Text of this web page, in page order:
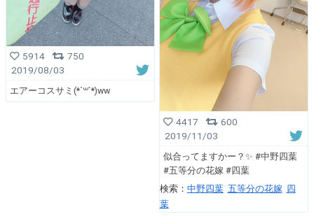
5914
750
2019/08/03
エアーコスサミ(*´꒳`*)ww
4417
600
2019/11/03
似合ってますかー？✨ #中野四葉
#五等分の花嫁 #四葉
検索： 中野四葉 五等分の花嫁 四
葉